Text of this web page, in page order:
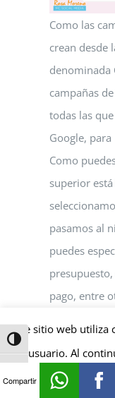
Alternar alto contraste
Alternar tamaño de
Como las
crean desde
denominada
campañas
todas las
Google,
Como
superior está
pasamos al
puedes
pago, entre
Este sitio web utiliza
de usuario. Al
de
Compartir